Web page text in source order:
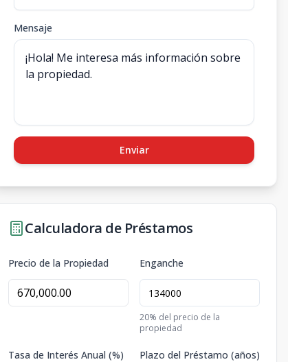
Mensaje
Enviar
Calculadora de Préstamos
Precio de la Propiedad Enganche
20% del precio de la
propiedad
Tasa de Interés Anual (%) Plazo del Préstamo (años)